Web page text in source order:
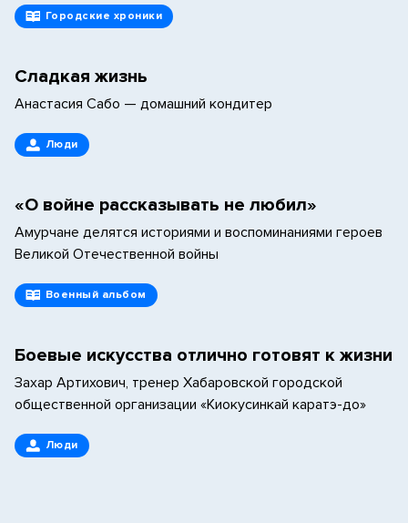
Городские хроники
Сладкая жизнь
Анастасия Сабо — домашний кондитер
Люди
«О войне рассказывать не любил»
Амурчане делятся историями и воспоминаниями героев
Великой Отечественной войны
Военный альбом
Боевые искусства отлично готовят к жизни
Захар Артихович, тренер Хабаровской городской
общественной организации «Киокусинкай каратэ-до»
Люди